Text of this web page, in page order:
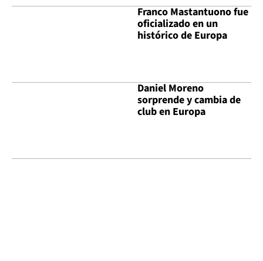
Franco Mastantuono fue
oficializado en un
histórico de Europa
Daniel Moreno
sorprende y cambia de
club en Europa